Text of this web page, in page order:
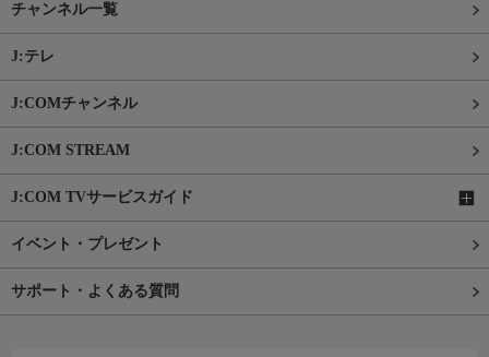
チャンネル一覧
J:テレ
J:COMチャンネル
J:COM STREAM
J:COM TVサービスガイド
イベント・プレゼント
サポート・よくある質問